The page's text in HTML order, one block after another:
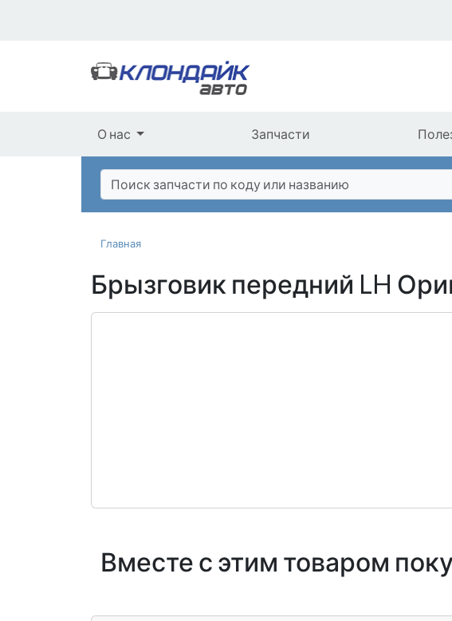
О нас Запчасти
Главная
Брызговик передний LH
Вместе с этим товаром